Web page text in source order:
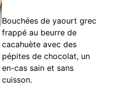
Bouchées de yaourt grec
frappé au beurre de
cacahuète avec des
pépites de chocolat, un
en-cas sain et sans
cuisson.